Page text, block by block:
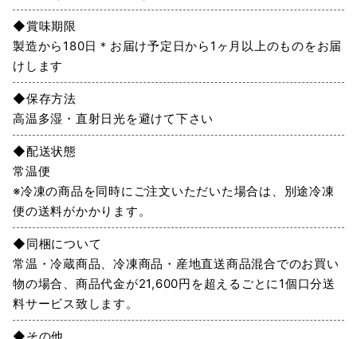
◆賞味期限
製造から180日＊お届け予定日から1ヶ月以上のものをお届
けします
◆保存方法
高温多湿・直射日光を避けて下さい
◆配送状態
常温便
※冷凍の商品を同時にご注文いただいた場合は、別途冷凍
便の送料がかかります。
◆同梱について
常温・冷蔵商品、冷凍商品・産地直送商品混合でのお買い
物の場合、商品代金が21,600円を超えるごとに1個口分送
料サービス致します。